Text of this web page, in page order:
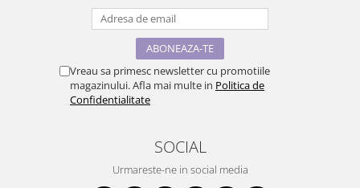
Vreau sa primesc newsletter cu promotiile
magazinului. Afla mai multe in Politica de
Confidentialitate
SOCIAL
Urmareste-ne in social media